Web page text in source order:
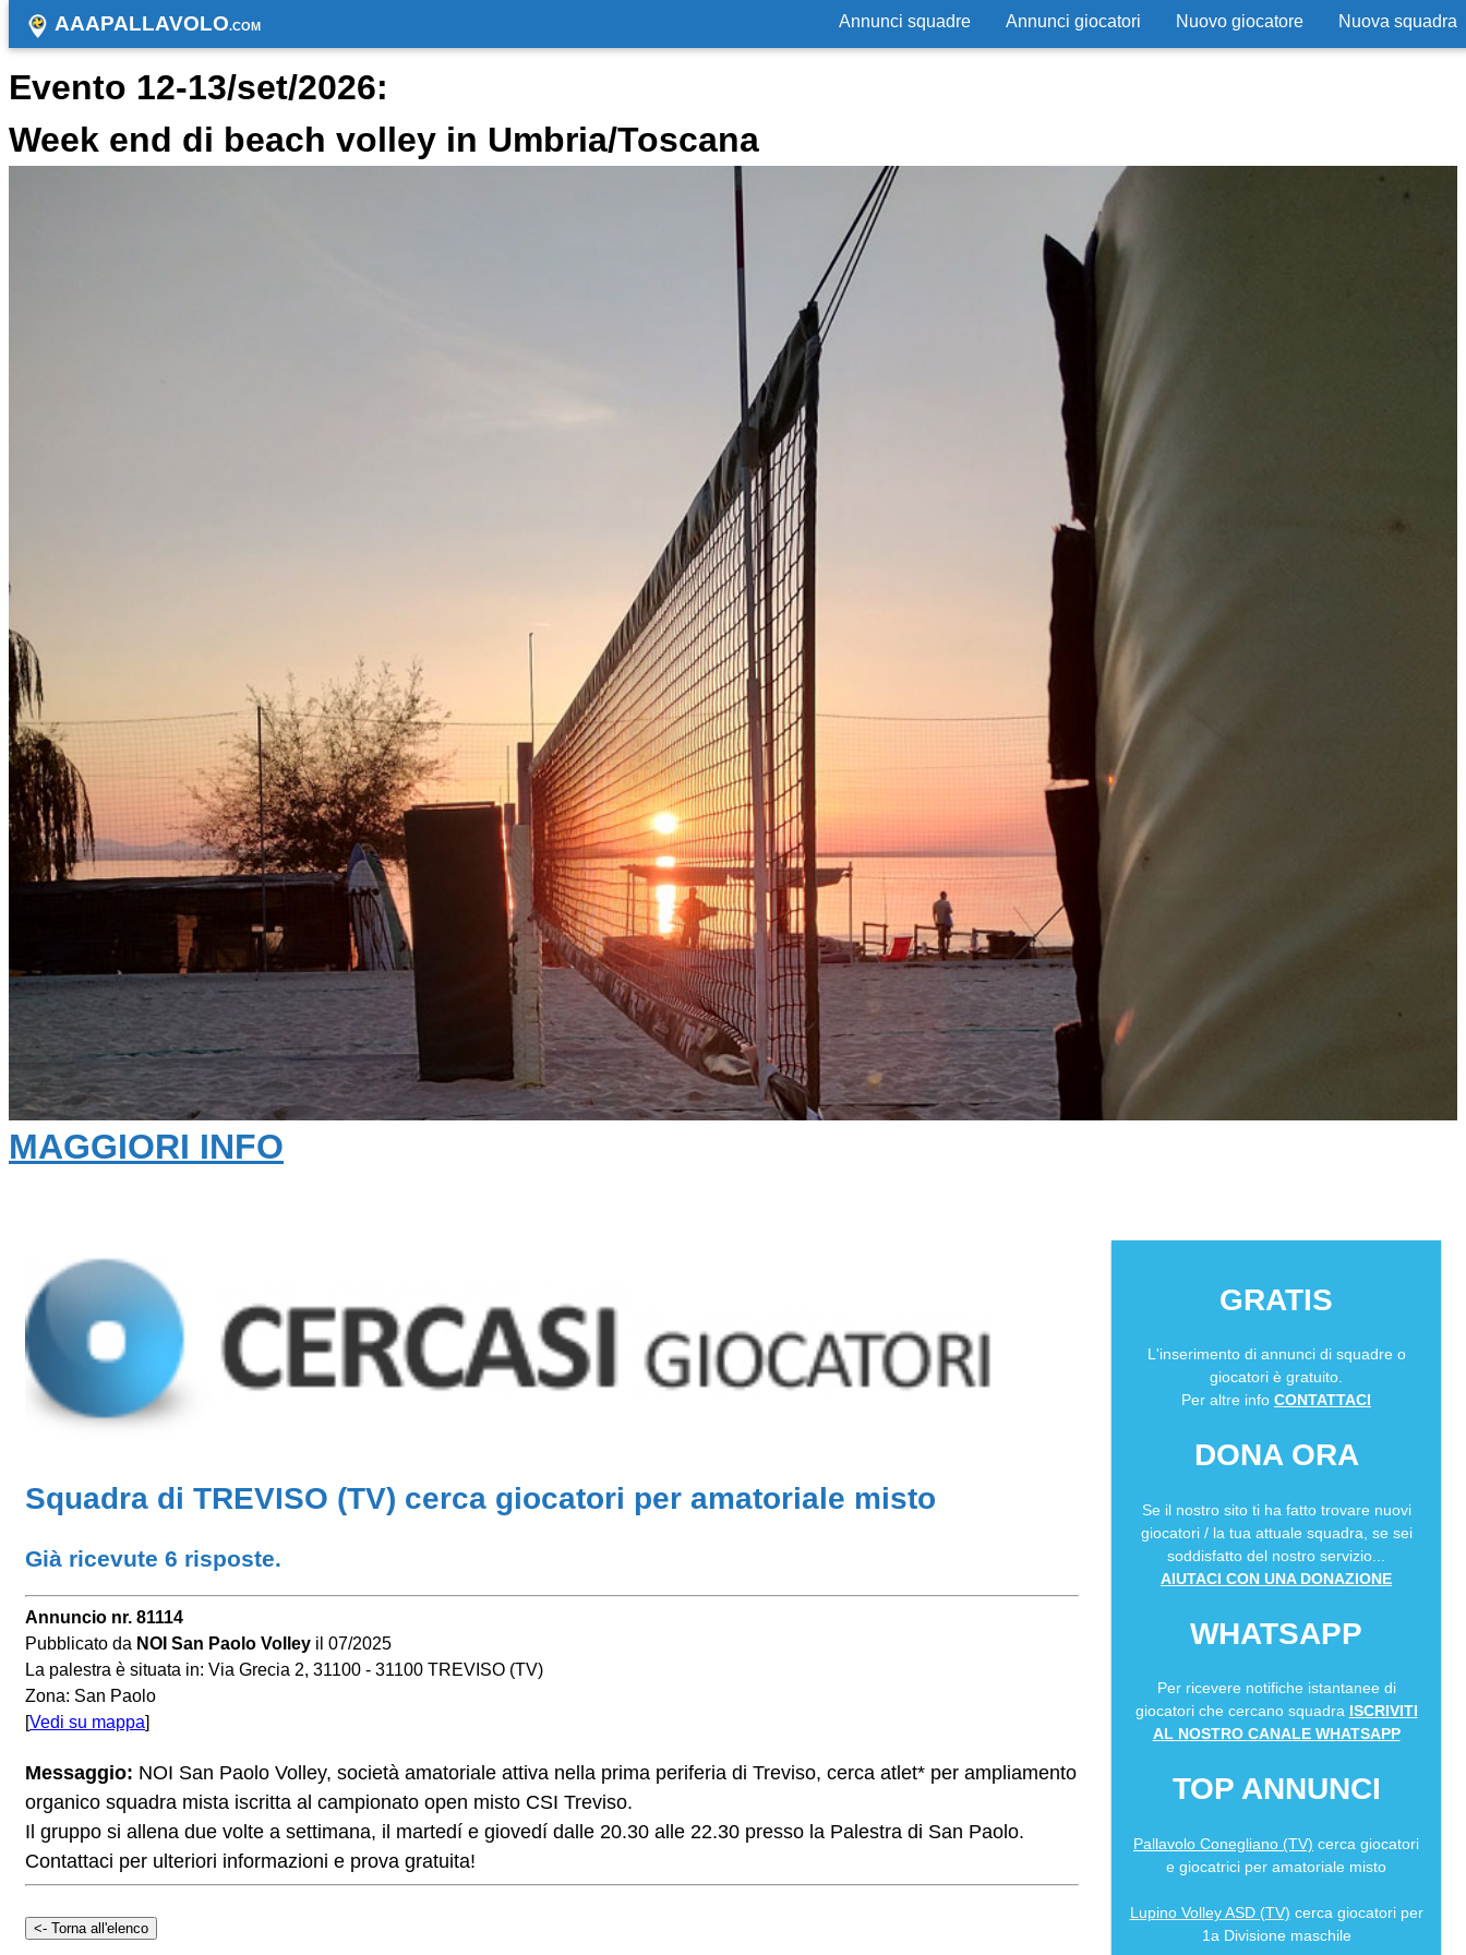
AAAPALLAVOLO.COM Annunci squadre Annunci giocatori Nuovo giocatore Nuova squadra
Evento 12-13/set/2026:
Week end di beach volley in Umbria/Toscana
MAGGIORI INFO
Squadra di TREVISO (TV) cerca giocatori per amatoriale misto
Già ricevute 6 risposte.
Annuncio nr. 81114
Pubblicato da NOI San Paolo Volley il 07/2025
La palestra è situata in: Via Grecia 2, 31100 - 31100 TREVISO (TV)
Zona: San Paolo
[Vedi su mappa]
Messaggio: NOI San Paolo Volley, società amatoriale attiva nella prima periferia di Treviso, cerca atlet* per ampliamento
organico squadra mista iscritta al campionato open misto CSI Treviso.
Il gruppo si allena due volte a settimana, il martedí e giovedí dalle 20.30 alle 22.30 presso la Palestra di San Paolo.
Contattaci per ulteriori informazioni e prova gratuita!
GRATIS
L'inserimento di annunci di squadre o
giocatori è gratuito.
Per altre info CONTATTACI
DONA ORA
Se il nostro sito ti ha fatto trovare nuovi
giocatori / la tua attuale squadra, se sei
soddisfatto del nostro servizio...
AIUTACI CON UNA DONAZIONE
WHATSAPP
Per ricevere notifiche istantanee di
giocatori che cercano squadra ISCRIVITI
AL NOSTRO CANALE WHATSAPP
TOP ANNUNCI
Pallavolo Conegliano (TV) cerca giocatori
e giocatrici per amatoriale misto
Lupino Volley ASD (TV) cerca giocatori per
1a Divisione maschile